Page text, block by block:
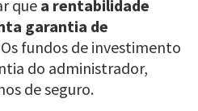
que a rentabilidade
garantia de
Os fundos de investimento
do administrador,
de seguro.